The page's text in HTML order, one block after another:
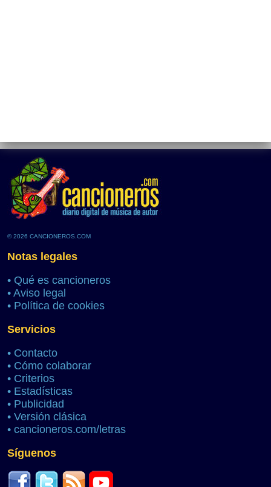
© 2026 CANCIONEROS.COM
Notas legales
• Qué es cancioneros
• Aviso legal
• Política de cookies
Servicios
• Contacto
• Cómo colaborar
• Criterios
• Estadísticas
• Publicidad
• Versión clásica
• cancioneros.com/letras
Síguenos